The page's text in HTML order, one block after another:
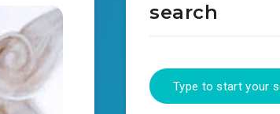
search